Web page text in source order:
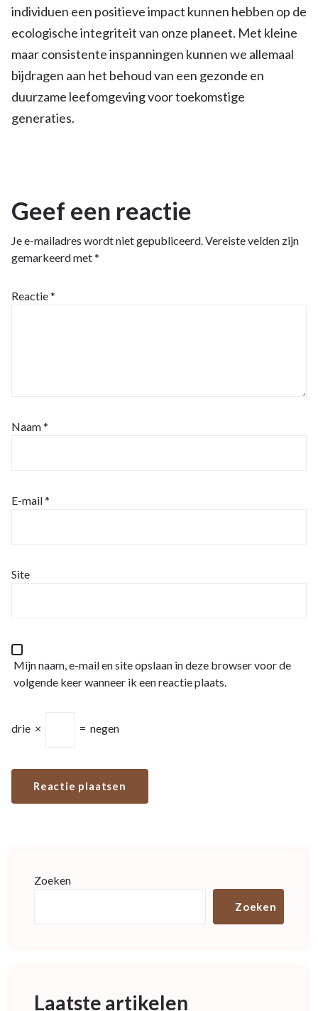
individuen een positieve impact kunnen hebben op de
ecologische integriteit van onze planeet. Met kleine
maar consistente inspanningen kunnen we allemaal
bijdragen aan het behoud van een gezonde en
duurzame leefomgeving voor toekomstige
generaties.
Geef een reactie
Je e-mailadres wordt niet gepubliceerd. Vereiste velden zijn
gemarkeerd met*
Reactie*
Naam*
E-mail*
Site
Mijn naam, e-mail en site opslaan in deze browser voor de
volgende keer wanneer ik een reactie plaats.
drie × = negen
Zoeken
Zoeken
Laatste artikelen